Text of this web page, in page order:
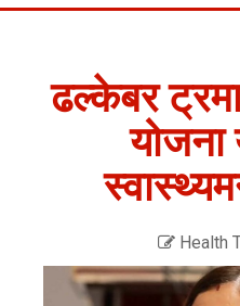
ढल्केबर
योजना
Health